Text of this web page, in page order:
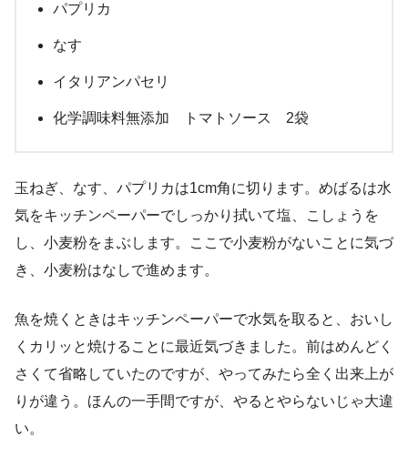
パプリカ
なす
イタリアンパセリ
化学調味料無添加 トマトソース 2袋
玉ねぎ、なす、パプリカは1cm角に切ります。めばるは水
気をキッチンペーパーでしっかり拭いて塩、こしょうを
し、小麦粉をまぶします。ここで小麦粉がないことに気づ
き、小麦粉はなしで進めます。
魚を焼くときはキッチンペーパーで水気を取ると、おいし
くカリッと焼けることに最近気づきました。前はめんどく
さくて省略していたのですが、やってみたら全く出来上が
りが違う。ほんの一手間ですが、やるとやらないじゃ大違
い。